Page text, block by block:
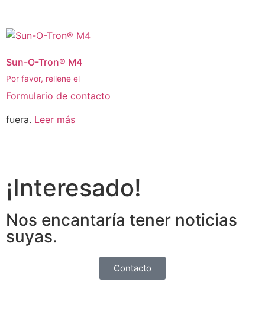
Sun-O-Tron® M4
Por favor, rellene el
Formulario de contacto
fuera. Leer más
¡Interesado!
Nos encantaría tener noticias
suyas.
Contacto